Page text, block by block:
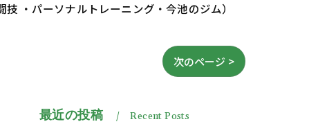
・パーソナルトレーニング・今池のジム）
次のページ >
最近の投稿 Recent Posts